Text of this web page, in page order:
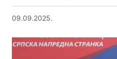
09.09.2025.